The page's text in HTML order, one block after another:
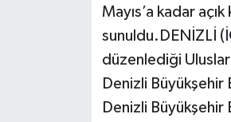
Mayıs’a kadar
sunuldu.DENİZLİ
düzenlediği
Denizli Büyükşehir
Denizli